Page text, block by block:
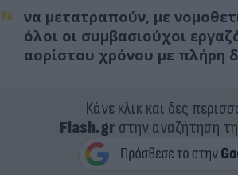
να μετατραπούν, με
όλοι οι συμβασιούχοι
αορίστου χρόνου με πλήρη
Κάνε κλικ και δες
Flash.grστην αναζήτηση